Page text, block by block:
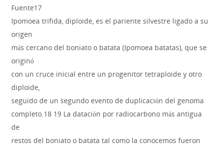
Fuente17
Ipomoea trifida, diploide, es el pariente silvestre ligado a su
origen
más cercano del boniato o batata (Ipomoea batatas), que se
originó
con un cruce inicial entre un progenitor tetraploide y otro
diploide,
seguido de un segundo evento de duplicación del genoma
completo.18 19 La datación por radiocarbono más antigua
de
restos del boniato o batata tal como la conocemos fueron